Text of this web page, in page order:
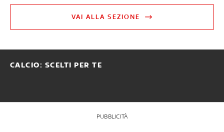
VAI ALLA SEZIONE
CALCIO: SCELTI PER TE
PUBBLICITÀ